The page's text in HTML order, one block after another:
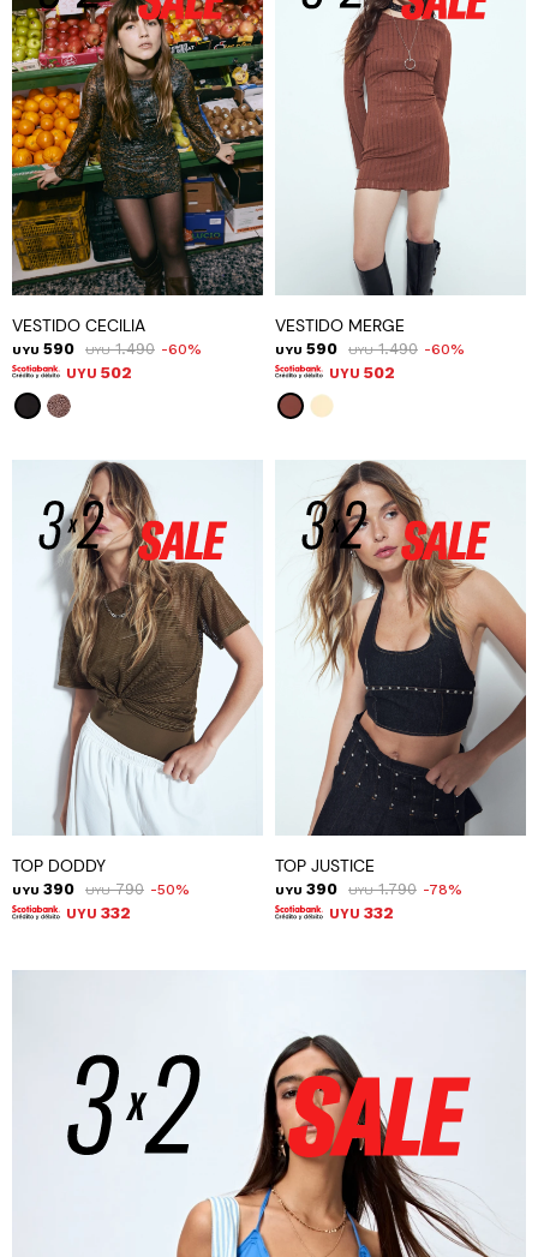
VESTIDO CECILIA
UYU 590 UYU 1.490 60
UYU 502
VESTIDO MERGE
UYU 590 UYU 1.490 60
UYU 502
TOP DODDY
UYU 390 UYU 790 50
UYU 332
TOP JUSTICE
UYU 390 UYU 1.790 78
UYU 332